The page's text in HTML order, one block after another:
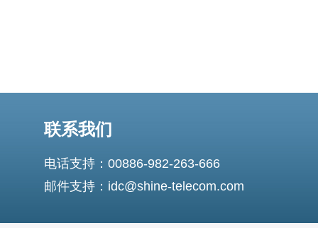
联系我们
电话支持：00886-982-263-666
邮件支持：idc@shine-telecom.com